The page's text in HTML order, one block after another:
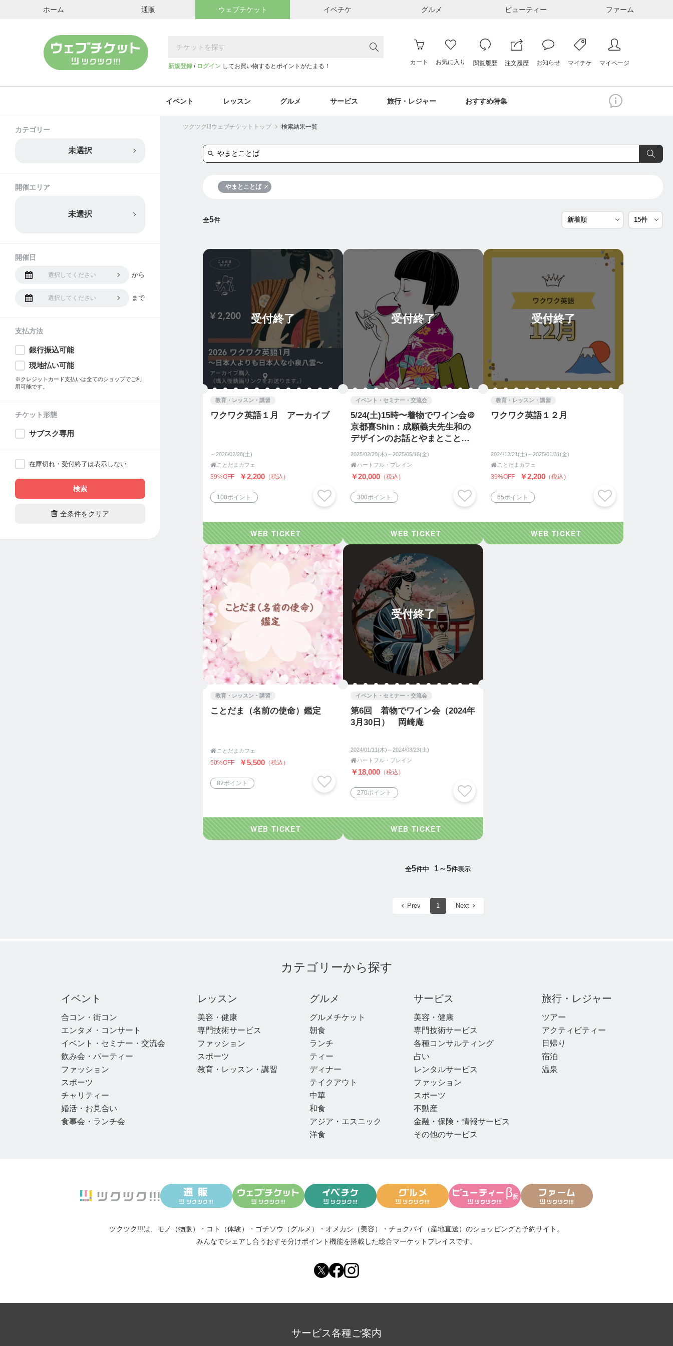
ホーム 通販 ウェブチケット イベチケ グルメ ビューティー ファーム
新規登録 / ログイン してお買い物するとポイントがたまる！
カート お気に入り 閲覧履歴 注文履歴 お知らせ マイチケ マイページ
イベント レッスン グルメ サービス 旅行・レジャー おすすめ特集
ツクツク!!!ウェブチケットトップ 検索結果一覧
やまとことば
全5件
受付終了
教育・レッスン・講習
ワクワク英語１月 アーカイブ
～2026/02/28(土)
 ことだまカフェ
39%OFF ￥2,200 （税込）
100ポイント
受付終了
イベント・セミナー・交流会
5/24(土)15時〜着物でワイン会＠
京都喜Shin：成願義夫先生和の
デザインのお話とやまとことば
の対談付
2025/02/20(木)～2025/05/16(金)
ハートフル・ブレイン
￥20,000 （税込）
300ポイント
受付終了
教育・レッスン・講習
ワクワク英語１２月
2024/12/21(土)～2025/01/31(金)
 ことだまカフェ
39%OFF ￥2,200 （税込）
65ポイント
教育・レッスン・講習
ことだま（名前の使命）鑑定
 ことだまカフェ
50%OFF ￥5,500 （税込）
82ポイント
受付終了
イベント・セミナー・交流会
第6回 着物でワイン会（2024年
3月30日） 岡崎庵
2024/01/11(木)～2024/03/23(土)
ハートフル・ブレイン
￥18,000 （税込）
270ポイント
全5件中 1～5件表示
Prev 1 Next
カテゴリー
未選択
開催エリア
未選択
開催日
選択してください から
選択してください まで
支払方法
銀行振込可能
現地払い可能
※クレジットカード支払いは全てのショップでご利
用可能です。
チケット形態
サブスク専用
在庫切れ・受付終了は表示しない
検索
 全条件をクリア
カテゴリーから探す
イベント
合コン・街コン
エンタメ・コンサート
イベント・セミナー・交流会
飲み会・パーティー
ファッション
スポーツ
チャリティー
婚活・お見合い
食事会・ランチ会
レッスン
美容・健康
専門技術サービス
ファッション
スポーツ
教育・レッスン・講習
グルメ
グルメチケット
朝食
ランチ
ティー
ディナー
テイクアウト
中華
和食
アジア・エスニック
洋食
サービス
美容・健康
専門技術サービス
各種コンサルティング
占い
レンタルサービス
ファッション
スポーツ
不動産
金融・保険・情報サービス
その他のサービス
旅行・レジャー
ツアー
アクティビティー
日帰り
宿泊
温泉
ツクツク!!!は、 モノ（物販） ・ コト（体験） ・ ゴチソウ（グルメ） ・ オメカシ（美容） ・ チョクバイ（産地直送） のショッピングと予約サイト。
みんなでシェアし合う おすそ分けポイント機能を搭載した総合マーケットプレイスです。
サービス各種ご案内